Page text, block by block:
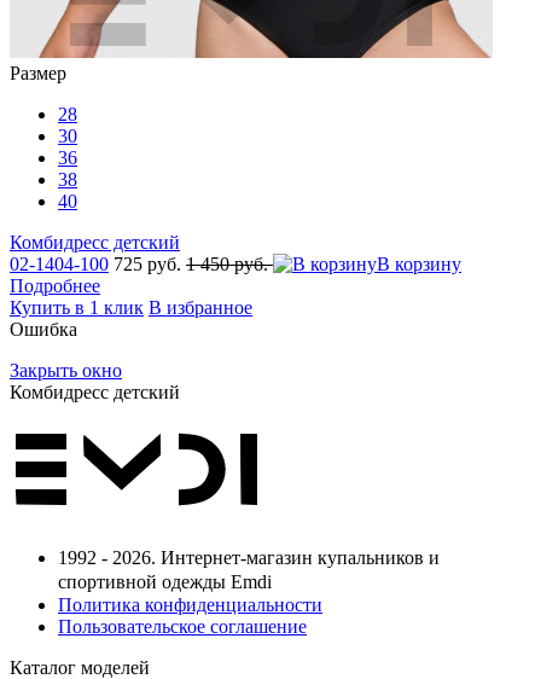
Размер
28
30
36
38
40
Комбидресс детский
02-1404-100 725 руб. 1 450 руб.
В корзину
Подробнее
Купить в 1 клик В избранное
Ошибка
Закрыть окно
Комбидресс детский
1992 - 2026. Интернет-магазин купальников и
спортивной одежды Emdi
Политика конфиденциальности
Пользовательское соглашение
Каталог моделей